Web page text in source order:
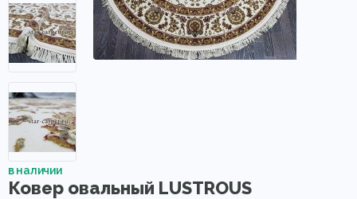
в наличии
Ковер овальный LUSTROUS